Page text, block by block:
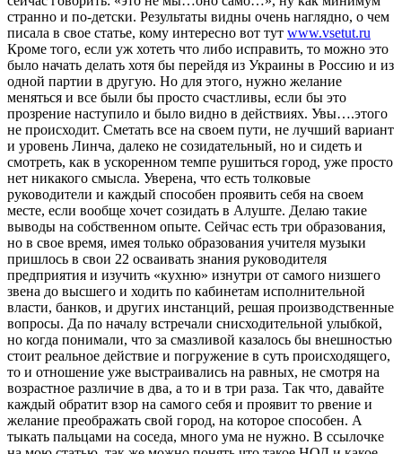
странно и по-детски. Результаты видны очень наглядно, о чем
писала в свое статье, кому интересно вот тут www.vsetut.ru
Кроме того, если уж хотеть что либо исправить, то можно это
было начать делать хотя бы перейдя из Украины в Россию и из
одной партии в другую. Но для этого, нужно желание
меняться и все были бы просто счастливы, если бы это
прозрение наступило и было видно в действиях. Увы….этого
не происходит. Сметать все на своем пути, не лучший вариант
и уровень Линча, далеко не созидательный, но и сидеть и
смотреть, как в ускоренном темпе рушиться город, уже просто
нет никакого смысла. Уверена, что есть толковые
руководители и каждый способен проявить себя на своем
месте, если вообще хочет созидать в Алуште. Делаю такие
выводы на собственном опыте. Сейчас есть три образования,
но в свое время, имея только образования учителя музыки
пришлось в свои 22 осваивать знания руководителя
предприятия и изучить «кухню» изнутри от самого низшего
звена до высшего и ходить по кабинетам исполнительной
власти, банков, и других инстанций, решая производственные
вопросы. Да по началу встречали снисходительной улыбкой,
но когда понимали, что за смазливой казалось бы внешностью
стоит реальное действие и погружение в суть происходящего,
то и отношение уже выстраивались на равных, не смотря на
возрастное различие в два, а то и в три раза. Так что, давайте
каждый обратит взор на самого себя и проявит то рвение и
желание преображать свой город, на которое способен. А
тыкать пальцами на соседа, много ума не нужно. В ссылочке